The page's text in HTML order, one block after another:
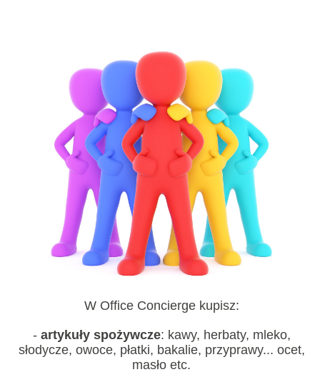
W Office Concierge kupisz:
- artykuły spożywcze: kawy, herbaty, mleko,
słodycze, owoce, płatki, bakalie, przyprawy... ocet,
masło etc.